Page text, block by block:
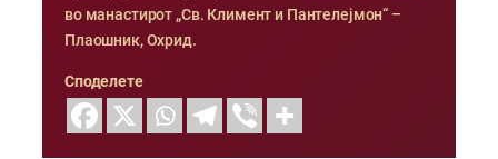
во манастирот „Св. Климент и Пантелејмон“ –
Плаошник, Охрид.
Споделете